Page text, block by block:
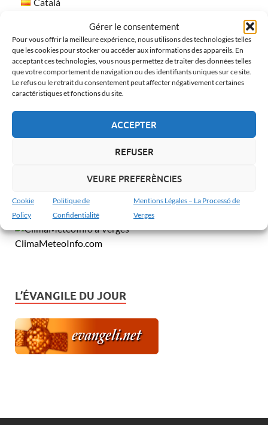
Gérer le consentement
Pour vous offrir la meilleure expérience, nous utilisons des technologies telles
que les cookies pour stocker ou accéder aux informations des appareils. En
acceptant ces technologies, vous nous permettez de traiter des données telles
que votre comportement de navigation ou des identifiants uniques sur ce site.
Le refus ou le retrait du consentement peut affecter négativement certaines
caractéristiques et fonctions du site.
ACCEPTER
REFUSER
VEURE PREFERÈNCIES
Cookie
Policy
Politique de
Confidentialité
Mentions Légales – La Processó de
Verges
Français
English
MeteoVerges.cat
ClimaMeteoInfo.com
L’ÉVANGILE DU JOUR